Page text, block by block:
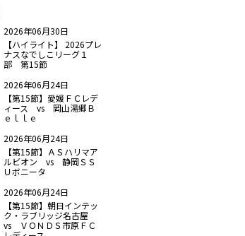
2026年06月30日
【ハイライト】 2026プレ
ナスなでしこリーグ１
部 第15節
2026年06月24日
【第15節】愛媛ＦＣレデ
ィース vs 岡山湯郷Ｂ
ｅｌｌｅ
2026年06月24日
【第15節】ＡＳハリマア
ルビオン vs 静岡ＳＳ
Ｕボニータ
2026年06月24日
【第15節】朝日インテッ
ク・ラブリッジ名古屋
vs ＶＯＮＤＳ市原ＦＣ